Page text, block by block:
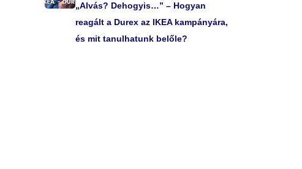
„Alvás? Dehogyis…” – Hogyan
reagált a Durex az IKEA kampányára,
és mit tanulhatunk belőle?